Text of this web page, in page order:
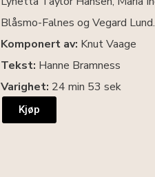
Blåsmo-Falnes og Vegard Lund.
Komponert av: Knut Vaage
Tekst: Hanne Bramness
Varighet: 24 min 53 sek
Kjøp